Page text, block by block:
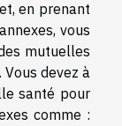
en prenant
vous
mutuelles
devez à
santé pour
comme :